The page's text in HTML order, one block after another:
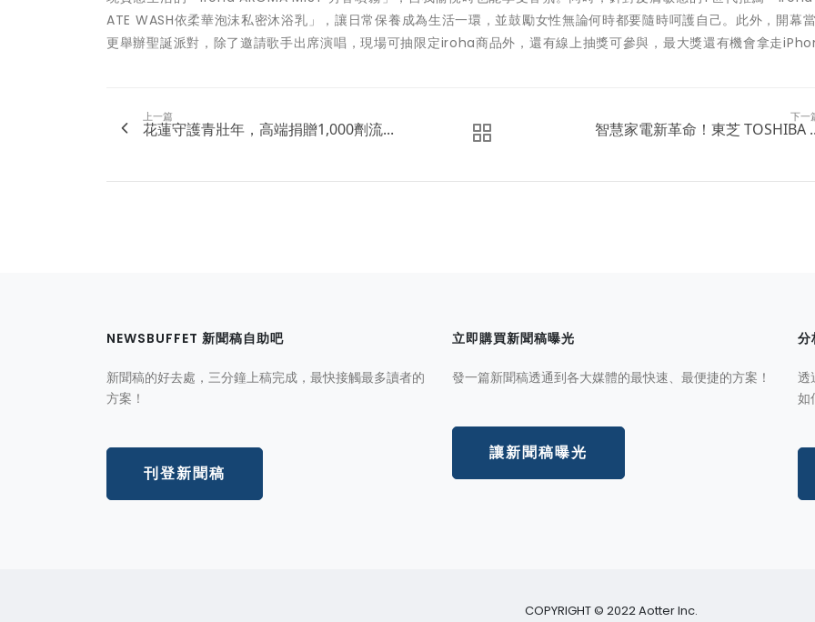
ATE WASH依柔華泡沫私密沐浴乳」，讓日常保養成為生活一環，並鼓勵女性無論何時都要隨時呵護自己。此外，開幕
更舉辦聖誕派對，除了邀請歌手出席演唱，現場可抽限定iroha商品外，還有線上抽獎可參與，最大獎還有機會拿走
上一篇
花蓮守護青壯年，高端捐贈1,000劑流...
下一
智慧家電新革命！東芝 TOSHIBA
NEWSBUFFET 新聞稿自助吧
新聞稿的好去處，三分鐘上稿完成，最快接觸最多讀者的
方案！
刊登新聞稿
立即購買新聞稿曝光
發一篇新聞稿透通到各大媒體的最快速、最便捷的方案！
讓新聞稿曝光
分
透
如
COPYRIGHT © 2022 Aotter Inc.